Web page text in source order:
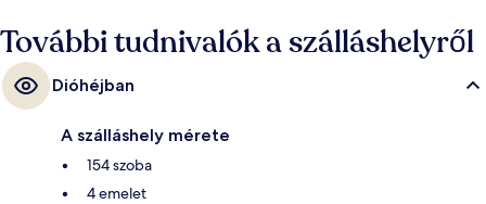
További tudnivalók a szálláshelyről
Dióhéjban
A szálláshely mérete
154 szoba
4 emelet